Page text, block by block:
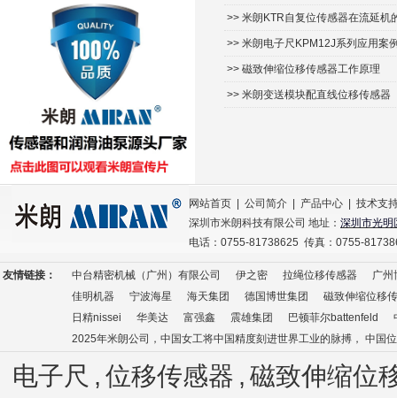
>> 米朗KTR自复位传感器在流延机
>> 米朗电子尺KPM12J系列应用案
>> 磁致伸缩位移传感器工作原理
>> 米朗变送模块配直线位移传感器
网站首页 公司简介 产品中心
技术支
深圳市米朗科技有限公司 地址： 深圳市光明
电话：0755-81738625 传真：0755-
友情链接： 中台精密机械（广州）有限公司 伊之密 拉绳位移传感器
广州
佳明机器
宁波海星 海天集团 德国博世集团
磁致伸缩位移
日精nissei
华美达 富强鑫 震雄集团 巴顿菲尔battenfeld
2025年米朗公司，中国女工将中国精度刻进世界工业的脉搏， 中国
电子尺 , 位移传感器 , 磁致伸缩位